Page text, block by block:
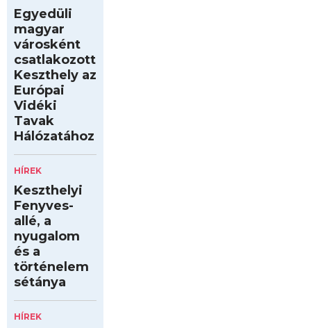
Egyedüli
magyar
városként
csatlakozott
Keszthely az
Európai
Vidéki
Tavak
Hálózatához
HÍREK
Keszthelyi
Fenyves-
allé, a
nyugalom
és a
történelem
sétánya
HÍREK